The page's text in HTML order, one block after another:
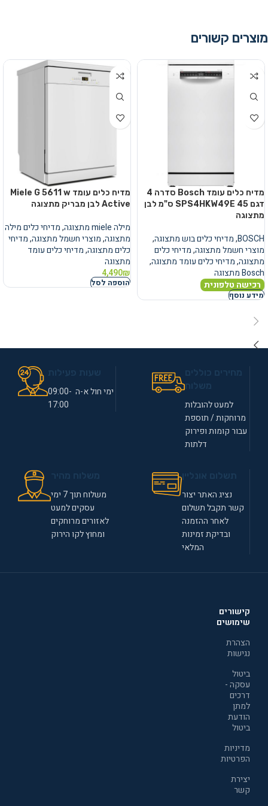
מוצרים קשורים
מדיח כלים עומד Bosch סדרה 4
דגם SPS4HKW49E 45 ס"מ לבן
מתצוגה
BOSCH
,מדיחי כלים בוש מתצוגה,
מוצרי חשמל מתצוגה,מדיחי כלים
מתצוגה,מדיחי כלים עומד מתצוגה,
Bosch מתצוגה
רכישה טלפונית
מידע נוסף
מדיח כלים עומד Miele G 5611 w
Active לבן מבריק מתצוגה
מילה miele מתצוגה ,מדיחי כלים מילה
מתצוגה,מוצרי חשמל מתצוגה,מדיחי
כלים מתצוגה,מדיחי כלים עומד
מתצוגה
4,490₪
הוספה לסל
למעט להובלות
מרוחקות / תוספת
עבור קומות ופירוק
דלתות
ימי חול א-ה 09:00-
17:00
נציג האתר יצור
קשר תקבל תשלום
לאחר ההזמנה
ובדיקת זמינות
המלאי
משלוח תוך 7 ימי
עסקים למעט
לאזורים מרוחקים
ומחוץ לקו הירוק
קישורים
שימושים
הצהרת
נגישות
ביטול
עסקה -
דרכים
למתן
הודעת
ביטול
מדיניות
הפרטיות
יצירת
קשר